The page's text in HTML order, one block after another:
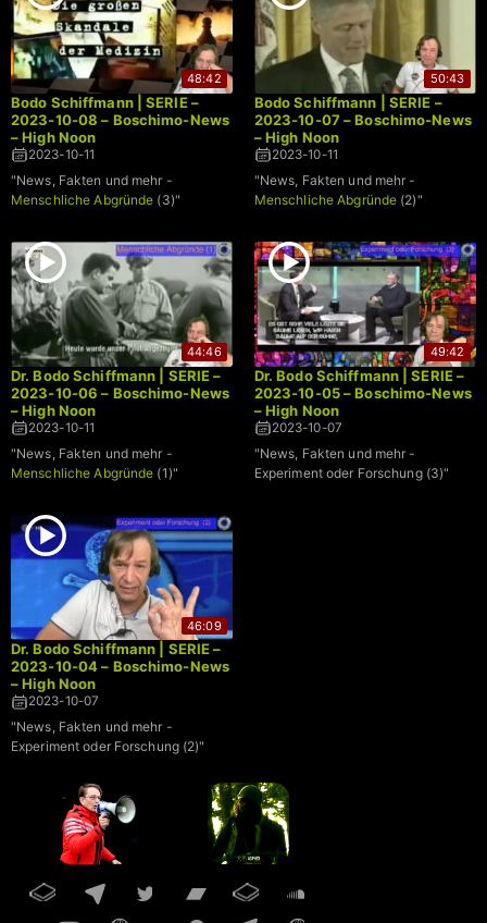
48:42
Bodo Schiffmann | SERIE –
2023-10-08 – Boschimo-News
– High Noon
2023-10-11
"News, Fakten und mehr -
Menschliche Abgründe (3)"
50:43
Bodo Schiffmann | SERIE –
2023-10-07 – Boschimo-News
– High Noon
2023-10-11
"News, Fakten und mehr -
Menschliche Abgründe (2)"
44:46
Dr. Bodo Schiffmann | SERIE –
2023-10-06 – Boschimo-News
– High Noon
2023-10-11
"News, Fakten und mehr -
Menschliche Abgründe (1)"
49:42
Dr. Bodo Schiffmann | SERIE –
2023-10-05 – Boschimo-News
– High Noon
2023-10-07
"News, Fakten und mehr -
Experiment oder Forschung (3)"
46:09
Dr. Bodo Schiffmann | SERIE –
2023-10-04 – Boschimo-News
– High Noon
2023-10-07
"News, Fakten und mehr -
Experiment oder Forschung (2)"